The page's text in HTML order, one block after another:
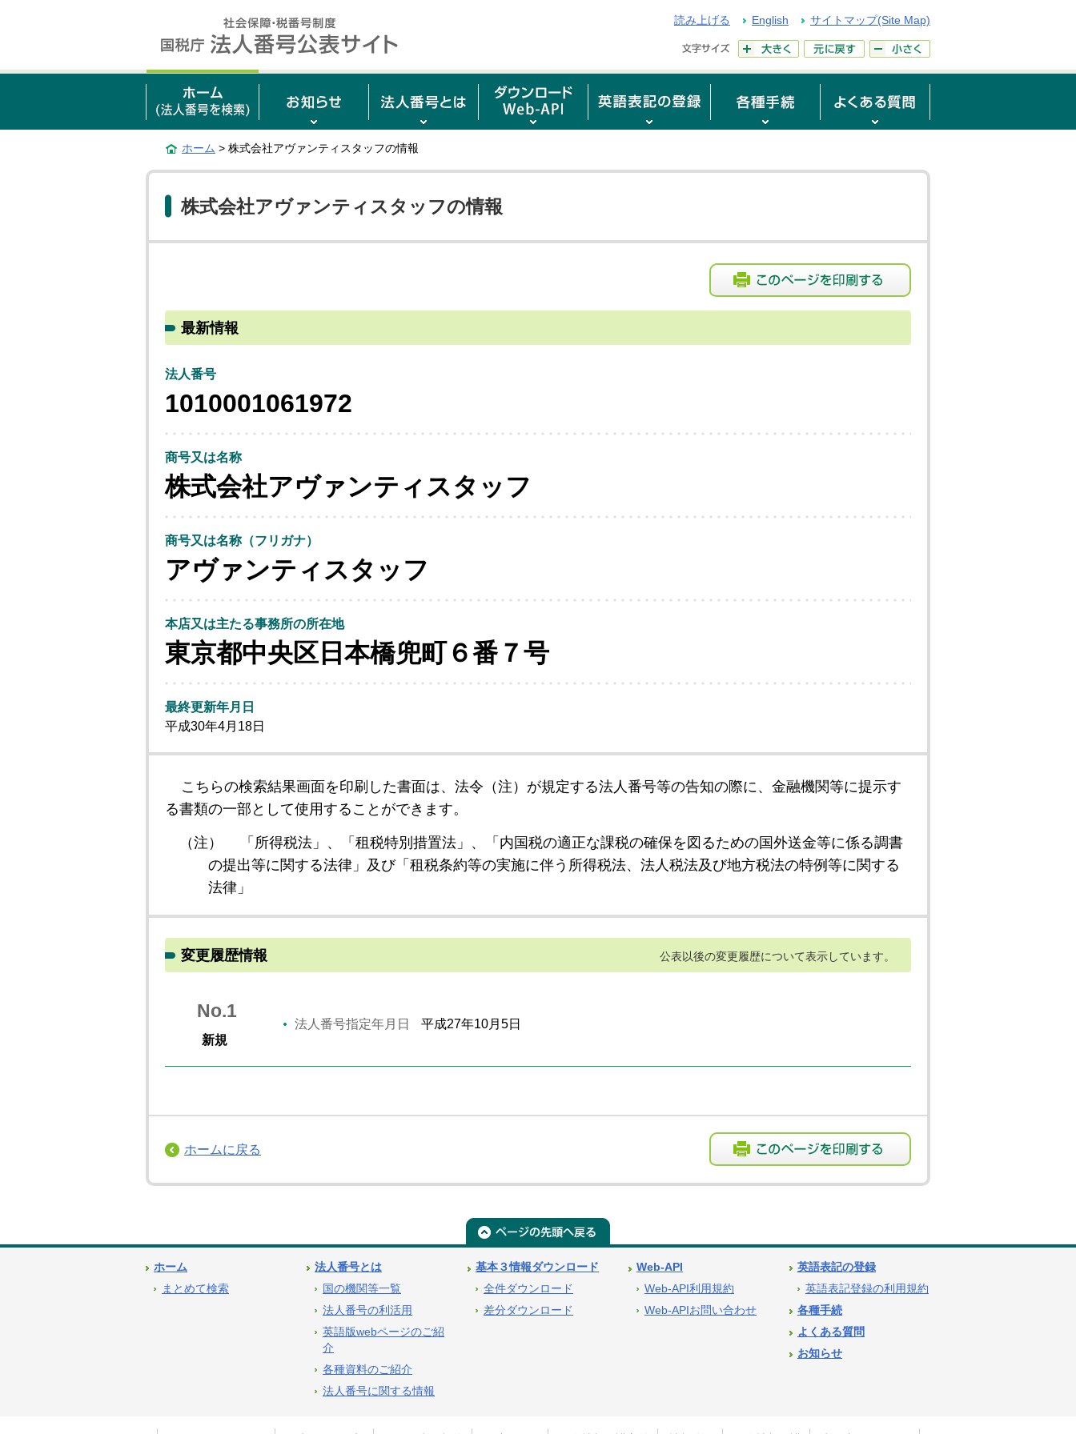
読み上げる English サイトマップ(Site Map)
ホーム > 株式会社アヴァンティスタッフの情報
株式会社アヴァンティスタッフの情報
最新情報
法人番号
1010001061972
商号又は名称
株式会社アヴァンティスタッフ
商号又は名称（フリガナ）
アヴァンティスタッフ
本店又は主たる事務所の所在地
東京都中央区日本橋兜町６番７号
最終更新年月日
平成30年4月18日
こちらの検索結果画面を印刷した書面は、法令（注）が規定する法人番号等の告知の際に、金融機関等に提示す
る書類の一部として使用することができます。
（注）
「所得税法」、「租税特別措置法」、「内国税の適正な課税の確保を図るための国外送金等に係る調書
の提出等に関する法律」及び「租税条約等の実施に伴う所得税法、法人税法及び地方税法の特例等に関する
法律」
変更履歴情報 公表以後の変更履歴について表示しています。
No.1
新規
法人番号指定年月日 平成27年10月5日
ホームに戻る
ホーム
まとめて検索
法人番号とは
国の機関等一覧
法人番号の利活用
英語版webページのご紹
介
各種資料のご紹介
法人番号に関する情報
基本３情報ダウンロード
全件ダウンロード
差分ダウンロード
Web-API
Web-API利用規約
Web-APIお問い合わせ
英語表記の登録
英語表記登録の利用規約
各種手続
よくある質問
お知らせ